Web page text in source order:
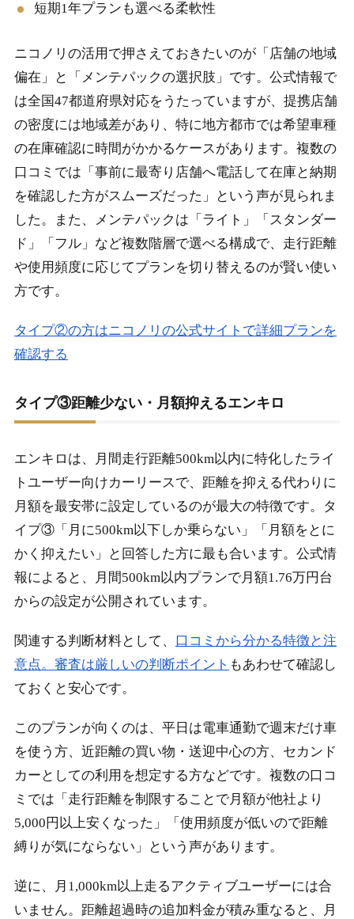
短期1年プランも選べる柔軟性
ニコノリの活用で押さえておきたいのが「店舗の地域
偏在」と「メンテパックの選択肢」です。公式情報で
は全国47都道府県対応をうたっていますが、提携店舗
の密度には地域差があり、特に地方都市では希望車種
の在庫確認に時間がかかるケースがあります。複数の
口コミでは「事前に最寄り店舗へ電話して在庫と納期
を確認した方がスムーズだった」という声が見られま
した。また、メンテパックは「ライト」「スタンダー
ド」「フル」など複数階層で選べる構成で、走行距離
や使用頻度に応じてプランを切り替えるのが賢い使い
方です。
タイプ②の方はニコノリの公式サイトで詳細プランを
確認する
タイプ③距離少ない・月額抑えるエンキロ
エンキロは、月間走行距離500km以内に特化したライ
トユーザー向けカーリースで、距離を抑える代わりに
月額を最安帯に設定しているのが最大の特徴です。タ
イプ③「月に500km以下しか乗らない」「月額をとに
かく抑えたい」と回答した方に最も合います。公式情
報によると、月間500km以内プランで月額1.76万円台
からの設定が公開されています。
関連する判断材料として、
口コミから分かる特徴と注
意点。審査は厳しいの判断ポイント もあわせて確認し
ておくと安心です。
このプランが向くのは、平日は電車通勤で週末だけ車
を使う方、近距離の買い物・送迎中心の方、セカンド
カーとしての利用を想定する方などです。複数の口コ
ミでは「走行距離を制限することで月額が他社より
5,000円以上安くなった」「使用頻度が低いので距離
縛りが気にならない」という声があります。
逆に、月1,000km以上走るアクティブユーザーには合
いません。距離超過時の追加料金が積み重なると、月